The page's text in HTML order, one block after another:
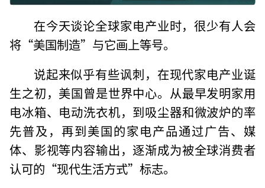
在今天谈论全球家电产业时，很少有人会
将“美国制造”与它画上等号。
说起来似乎有些讽刺，在现代家电产业诞
生之初，美国曾是世界中心。从最早发明家用
电冰箱、电动洗衣机，到吸尘器和微波炉的率
先普及，再到美国的家电产品通过广告、媒
体、影视等内容输出，逐渐成为被全球消费者
认可的“现代生活方式”标志。